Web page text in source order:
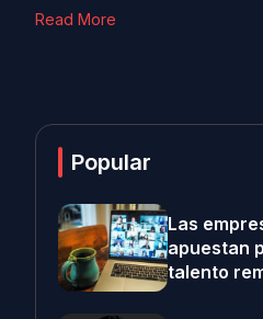
Read More
Popular
Las
apuestan
talento